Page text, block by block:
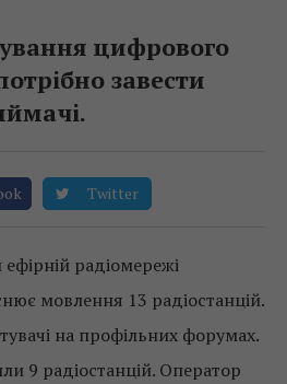
цифрового
завести
Twitter
радіомережі
мовлення 13 радіостанцій.
на профільних форумах.
9 радіостанцій. Оператор